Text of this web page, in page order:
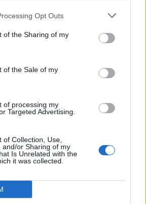
Opt Outs
of the Sharing of my
of the Sale of my
of processing my
Targeted Advertising.
of Collection, Use,
and/or Sharing of my
Is Unrelated with the
it was collected.
el correu electrònic i el lloc web en
culmina un projecte estratègic que
patrimoni, turisme i
vestits de paper guanyen força